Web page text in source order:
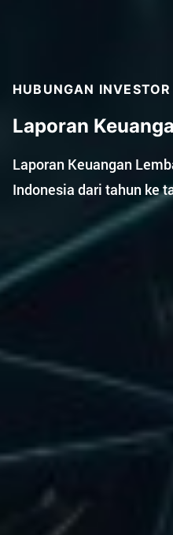
HUBUNGAN INVESTOR
Laporan
Laporan Keuangan
Indonesia dari tahun ke